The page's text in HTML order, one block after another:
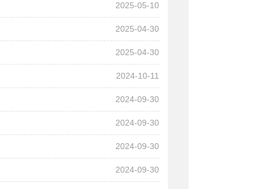
2025-05-10
2025-04-30
2025-04-30
2024-10-11
2024-09-30
2024-09-30
2024-09-30
2024-09-30